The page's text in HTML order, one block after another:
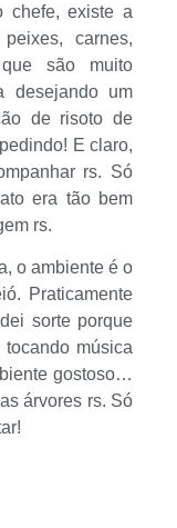
chefe, existe a
carnes,
são muito
desejando um
de risoto de
E claro,
rs. Só
era tão bem
rs.
o ambiente é o
Praticamente
sorte porque
música
gostoso…
árvores rs. Só